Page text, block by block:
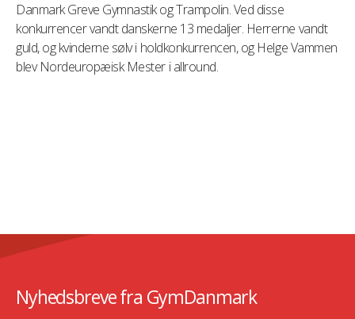
Danmark Greve Gymnastik og Trampolin. Ved disse
konkurrencer vandt danskerne 13 medaljer. Herrerne vandt
guld, og kvinderne sølv i holdkonkurrencen, og Helge Vammen
blev Nordeuropæisk Mester i allround.
Nyhedsbreve fra GymDanmark